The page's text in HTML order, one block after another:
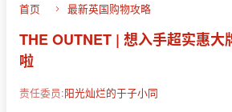
首页 最新英国购物攻略
THE OUTNET | 想入手超实惠大
啦
责任委员:阳光灿烂的于子小同